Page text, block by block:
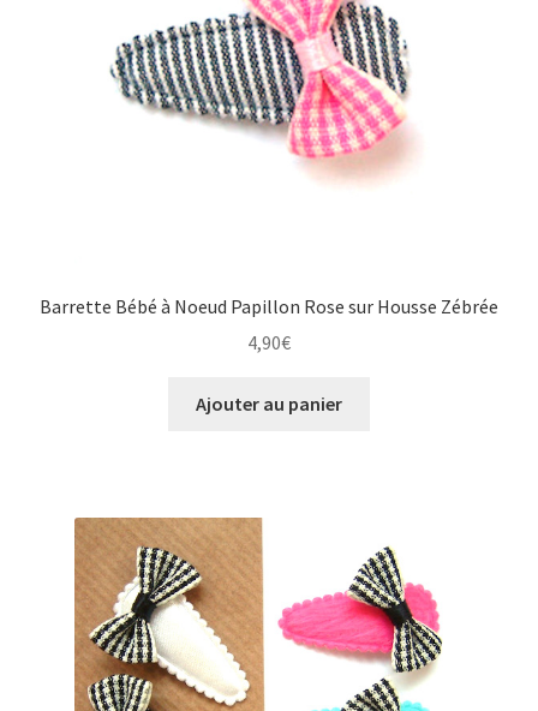
Barrette Bébé à Noeud Papillon Rose sur Housse Zébrée
4,90€
Ajouter au panier